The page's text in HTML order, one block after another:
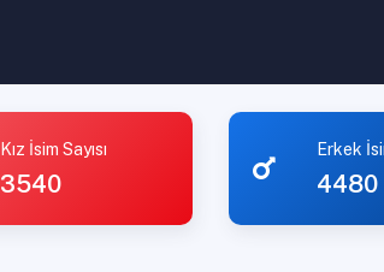
Kız İsim Sayısı
3540
Erkek
4480